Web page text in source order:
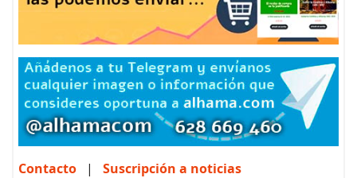
Contacto | Suscripción a noticias